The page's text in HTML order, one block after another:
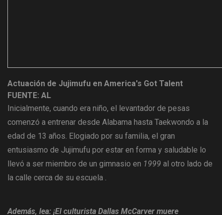
Actuación de Jujimufu en America's Got Talent
FUENTE: AL
Inicialmente, cuando era niño, el levantador de pesas
comenzó a entrenar desde Alabama hasta Taekwondo a la
edad de 13 años. Elogiado por su familia, el gran
entusiasmo de Jujimufu por estar en forma y saludable lo
llevó a ser miembro de un gimnasio en 1999 al otro lado de
la calle cerca de su escuela .
Además, lea: ¡El culturista Dallas McCarver muere